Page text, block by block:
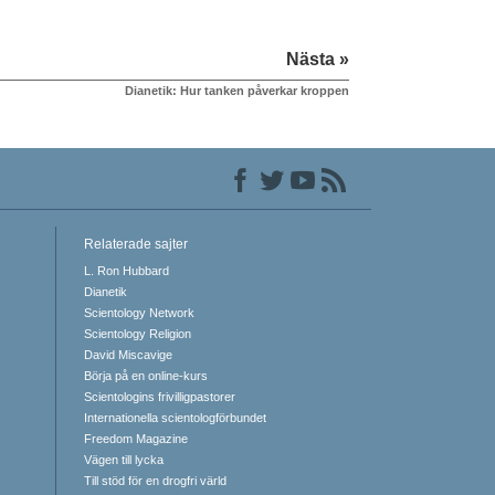
Nästa »
Dianetik: Hur tanken påverkar kroppen
Relaterade sajter
L. Ron Hubbard
Dianetik
Scientology Network
Scientology Religion
David Miscavige
Börja på en online-kurs
Scientologins frivilligpastorer
Internationella scientologförbundet
Freedom Magazine
Vägen till lycka
Till stöd för en drogfri värld